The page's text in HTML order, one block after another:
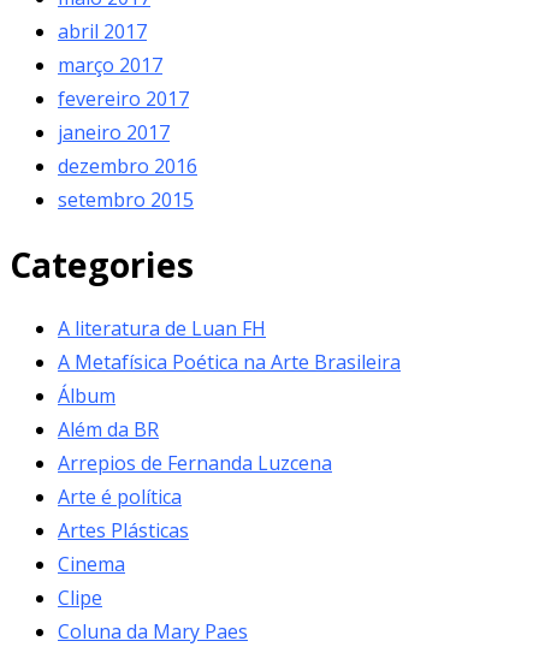
abril 2017
março 2017
fevereiro 2017
janeiro 2017
dezembro 2016
setembro 2015
Categories
A literatura de Luan FH
A Metafísica Poética na Arte Brasileira
Álbum
Além da BR
Arrepios de Fernanda Luzcena
Arte é política
Artes Plásticas
Cinema
Clipe
Coluna da Mary Paes